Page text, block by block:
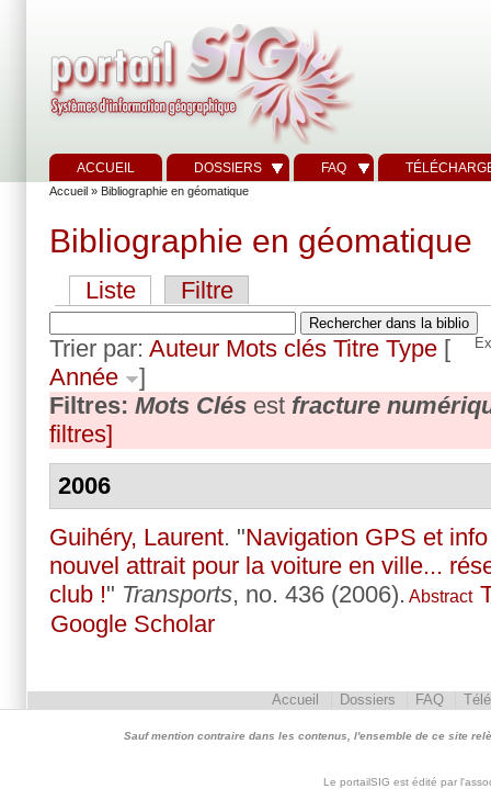
ACCUEIL DOSSIERS FAQ
Accueil » Bibliographie en géomatique
Bibliographie en géomatique
Liste Filtre
Trier par: Auteur Mots clés Titre Type [
Année
]
Filtres: Mots Clés est fracture
filtres]
2006
Guihéry, Laurent. "Navigation GPS et
nouvel attrait pour la voiture en ville...
club !" Transports, no. 436 (2006). Abstract
Google Scholar
Accueil Dossiers FAQ
Sauf mention contraire dans les contenus, l'ensemble de ce site
Le portailSIG est édité par